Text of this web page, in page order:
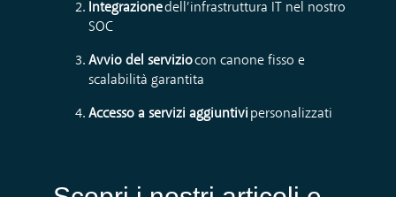
Integrazionedell’infrastruttura IT nel nostro
SOC
Avvio del serviziocon canone fisso e
scalabilità garantita
Accesso a servizi aggiuntivi personalizzati